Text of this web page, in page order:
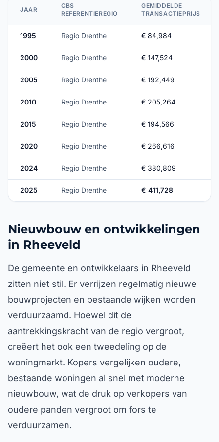
JAAR
CBS
REFERENTIEREGIO
GEMIDDELDE
TRANSACTIEPRIJS
1995 Regio Drenthe € 84,984
2000 Regio Drenthe € 147,524
2005 Regio Drenthe € 192,449
2010 Regio Drenthe € 205,264
2015 Regio Drenthe € 194,566
2020 Regio Drenthe € 266,616
2024 Regio Drenthe € 380,809
2025 Regio Drenthe € 411,728
Nieuwbouw en ontwikkelingen
in Rheeveld
De gemeente en ontwikkelaars in Rheeveld
zitten niet stil. Er verrijzen regelmatig nieuwe
bouwprojecten en bestaande wijken worden
verduurzaamd. Hoewel dit de
aantrekkingskracht van de regio vergroot,
creëert het ook een tweedeling op de
woningmarkt. Kopers vergelijken oudere,
bestaande woningen al snel met moderne
nieuwbouw, wat de druk op verkopers van
oudere panden vergroot om fors te
verduurzamen.